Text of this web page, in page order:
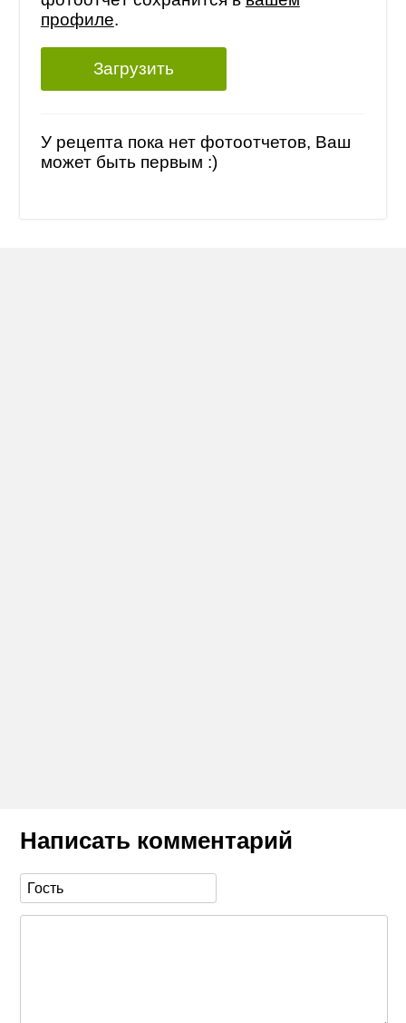
профиле.
Загрузить
У рецепта пока нет фотоотчетов, Ваш
может быть первым :)
Написать комментарий